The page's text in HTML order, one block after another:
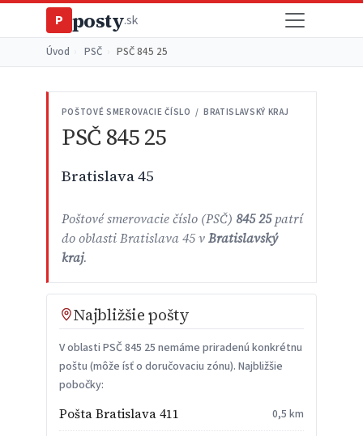
P posty.sk
Úvod PSČ PSČ 845 25
POŠTOVÉ SMEROVACIE ČÍSLO / BRATISLAVSKÝ KRAJ
PSČ 845 25
Bratislava 45
Poštové smerovacie číslo (PSČ) 845 25patrí
do oblasti Bratislava 45 vBratislavský
kraj.
Najbližšie pošty
V oblasti PSČ 845 25 nemáme priradenú konkrétnu
poštu (môže ísť o doručovaciu zónu). Najbližšie
pobočky:
Pošta Bratislava 411 0,5 km